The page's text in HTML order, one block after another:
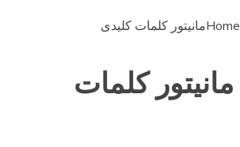
Homeمانیتور کلمات کلیدی
مانیتور کلمات